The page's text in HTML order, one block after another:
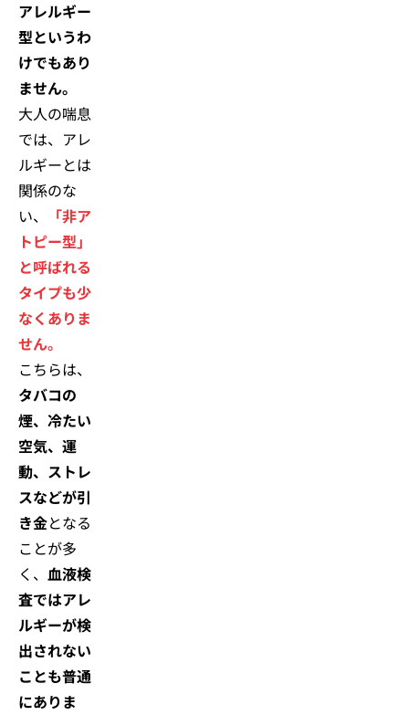
アレルギー
型というわ
けでもあり
ません。
大人の喘息
では、アレ
ルギーとは
関係のな
い、
「非ア
トピー型」
と呼ばれる
タイプも少
なくありま
せん。
こちらは、
タバコの
煙、冷たい
空気、運
動、ストレ
スなどが引
き金となる
ことが多
く、 血液検
査ではアレ
ルギーが検
出されない
ことも普通
にありま